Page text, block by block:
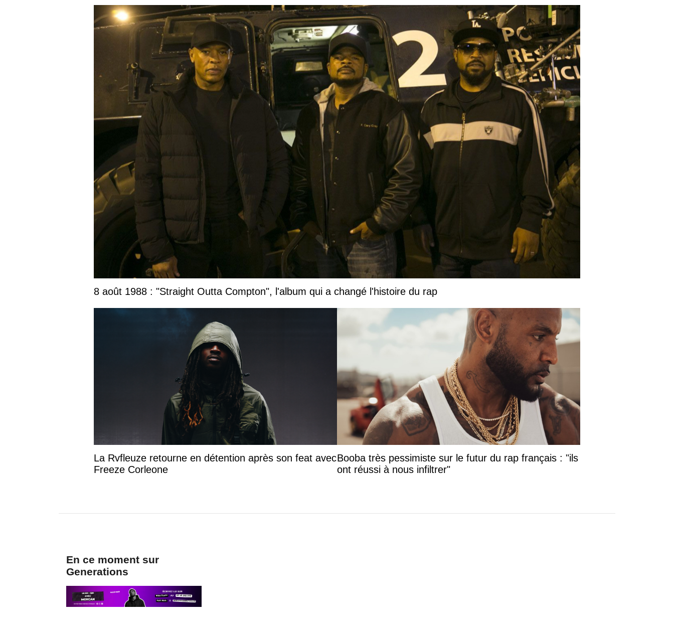
8 août 1988 : "Straight Outta Compton", l'album qui a changé l'histoire du rap
La Rvfleuze retourne en détention après son feat avec
Freeze Corleone
Booba très pessimiste sur le futur du rap français : "ils
ont réussi à nous infiltrer"
En ce moment sur
Generations